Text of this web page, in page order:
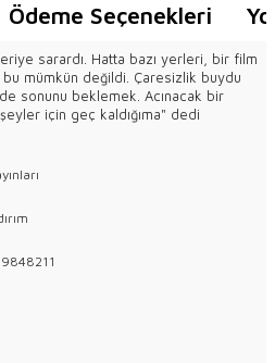
Ödeme Seçenekleri
sarardı. Hatta bazı yerleri, bir film
mümkün değildi. Çaresizlik buydu
sonunu beklemek. Acınacak bir
için geç kaldığıma" dedi